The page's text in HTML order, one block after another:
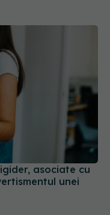
asociate cu
unei